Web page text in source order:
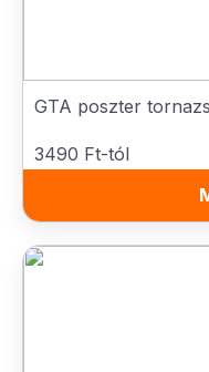
GTA poszter
3490 Ft-tól